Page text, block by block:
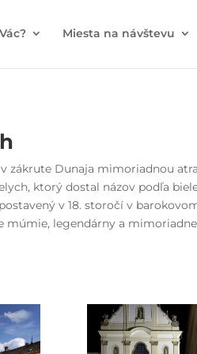
Miesta na návštevu
zákrute Dunaja mimoriadnou
ktorý dostal názov podľa
v 18. storočí v
múmie, legendárny a